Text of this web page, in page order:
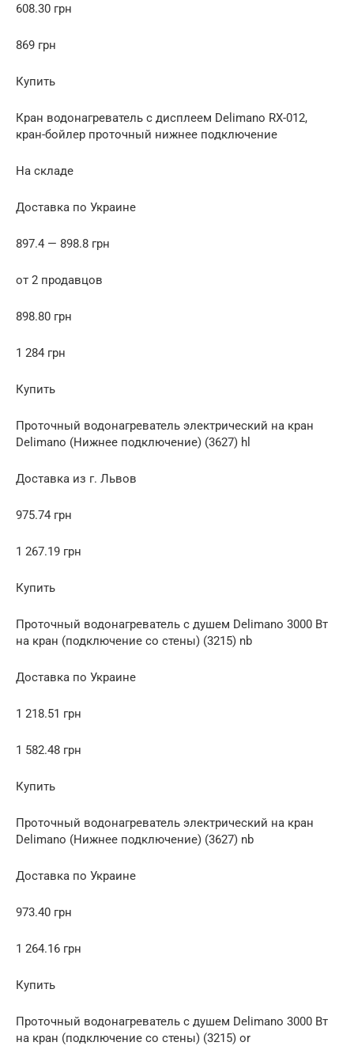
608.30 грн
869 грн
Купить
Кран водонагреватель с дисплеем Delimano RX-012,
кран-бойлер проточный нижнее подключение
На складе
Доставка по Украине
897.4 — 898.8 грн
от 2 продавцов
898.80 грн
1 284 грн
Купить
Проточный водонагреватель электрический на кран
Delimano (Нижнее подключение) (3627) hl
Доставка из г. Львов
975.74 грн
1 267.19 грн
Купить
Проточный водонагреватель с душем Delimano 3000 Вт
на кран (подключение со стены) (3215) nb
Доставка по Украине
1 218.51 грн
1 582.48 грн
Купить
Проточный водонагреватель электрический на кран
Delimano (Нижнее подключение) (3627) nb
Доставка по Украине
973.40 грн
1 264.16 грн
Купить
Проточный водонагреватель с душем Delimano 3000 Вт
на кран (подключение со стены) (3215) or